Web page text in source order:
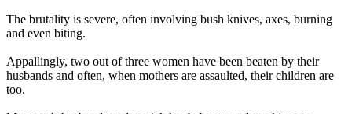
The brutality is severe, often involving bush knives, axes, burning
and even biting.
Appallingly, two out of three women have been beaten by their
husbands and often, when mothers are assaulted, their children are
too.